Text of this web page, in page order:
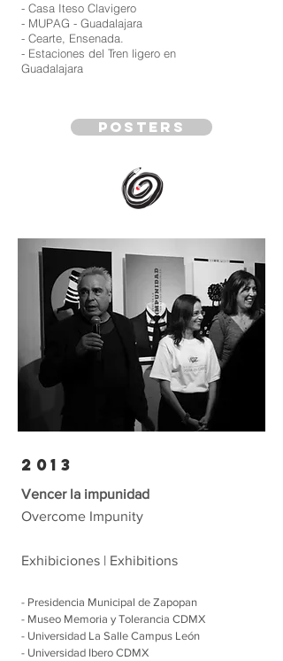
- Casa Iteso Clavigero
- MUPAG - Guadalajara
- Cearte, Ensenada.
- Estaciones del Tren ligero en
Guadalajara
posters
2013
Vencer la impunidad
Overcome Impunity
Exhibiciones | Exhibitions
- Presidencia Municipal de Zapopan
- Museo Memoria y Tolerancia CDMX
- Universidad La Salle Campus León
- Universidad Ibero CDMX